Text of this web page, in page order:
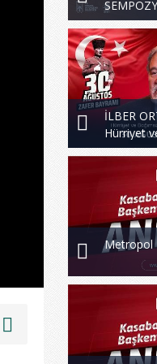
İLBER
Hürriyet
Metropol